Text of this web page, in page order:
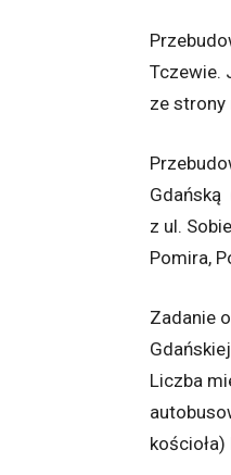
Tczewie.
ze strony
Gdańską
z ul.
Pomira,
Zadanie
Liczba